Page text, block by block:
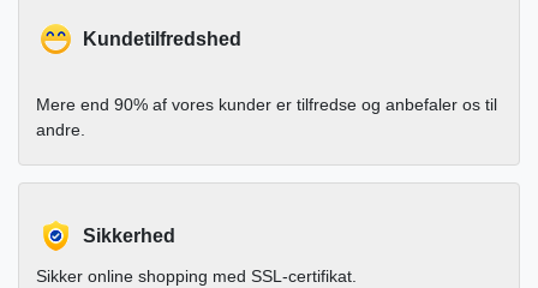
Kundetilfredshed
Mere end 90% af vores kunder er tilfredse og anbefaler os til
andre.
Sikkerhed
Sikker online shopping med SSL-certifikat.